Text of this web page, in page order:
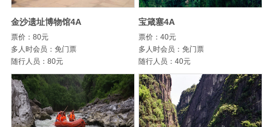
金沙遗址博物馆4A
票价：80元
多人时会员：免门票
随行人员：80元
宝箴塞4A
票价：40元
多人时会员：免门票
随行人员：40元